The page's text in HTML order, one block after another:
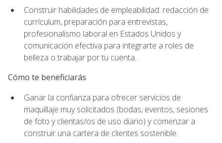
Construir habilidades de empleabilidad: redacción de
currículum, preparación para entrevistas,
profesionalismo laboral en Estados Unidos y
comunicación efectiva para integrarte a roles de
belleza o trabajar por tu cuenta.
Cómo te beneficiarás
Ganar la confianza para ofrecer servicios de
maquillaje muy solicitados (bodas, eventos, sesiones
de foto y clientas/os de uso diario) y comenzar a
construir una cartera de clientes sostenible.